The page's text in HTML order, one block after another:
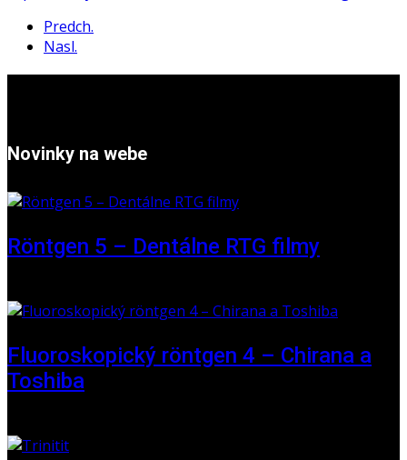
Predch.
Nasl.
Novinky na webe
Röntgen 5 – Dentálne RTG filmy
Fluoroskopický röntgen 4 – Chirana a
Toshiba